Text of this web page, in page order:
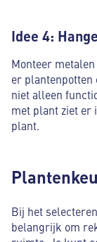
Idee 4:
Monteer
er plantenpotten
niet alleen
met plant ziet er
plant.
Bij het
belangrijk om